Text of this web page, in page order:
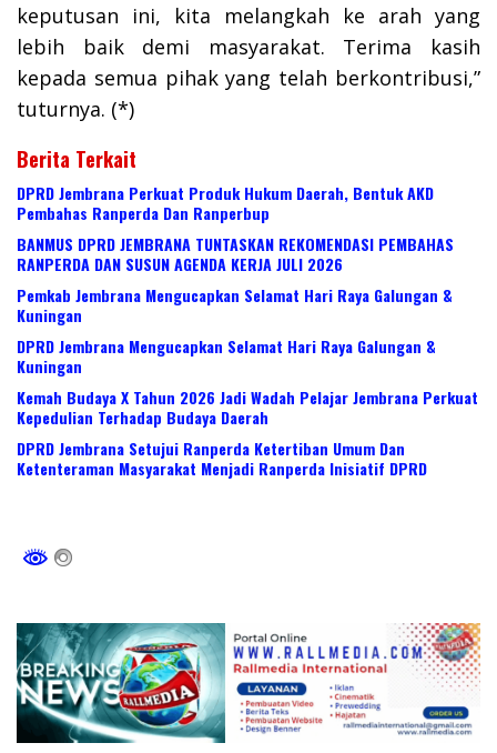
keputusan ini, kita melangkah ke arah yang
lebih baik demi masyarakat. Terima kasih
kepada semua pihak yang telah berkontribusi,”
tuturnya. (*)
Berita Terkait
DPRD Jembrana Perkuat Produk Hukum Daerah, Bentuk AKD
Pembahas Ranperda Dan Ranperbup
BANMUS DPRD JEMBRANA TUNTASKAN REKOMENDASI PEMBAHAS
RANPERDA DAN SUSUN AGENDA KERJA JULI 2026
Pemkab Jembrana Mengucapkan Selamat Hari Raya Galungan &
Kuningan
DPRD Jembrana Mengucapkan Selamat Hari Raya Galungan &
Kuningan
Kemah Budaya X Tahun 2026 Jadi Wadah Pelajar Jembrana Perkuat
Kepedulian Terhadap Budaya Daerah
DPRD Jembrana Setujui Ranperda Ketertiban Umum Dan
Ketenteraman Masyarakat Menjadi Ranperda Inisiatif DPRD